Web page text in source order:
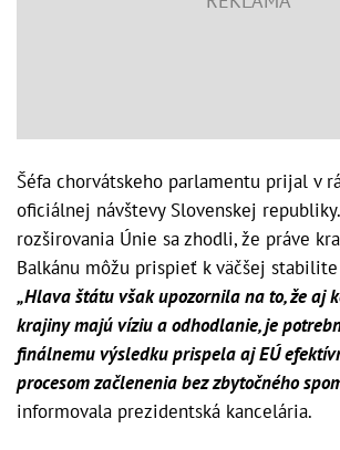
Šéfa chorvátskeho parlamentu prijal v
oficiálnej návštevy Slovenskej
rozširovania Únie sa zhodli, že práve
Balkánu môžu prispieť k väčšej
„Hlava štátu však upozornila na to, že aj
krajiny majú víziu a odhodlanie, je
finálnemu výsledku prispela aj EÚ
procesom začlenenia bez zbytočného
informovala prezidentská kancelária.